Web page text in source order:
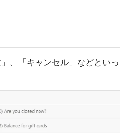
、「キャンセル」などとい